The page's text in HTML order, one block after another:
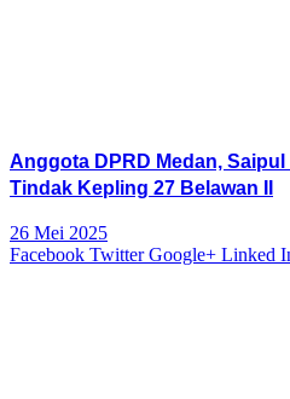
Anggota DPRD Medan,
Tindak Kepling 27 Belawan II
26 Mei 2025
Facebook Twitter Google+ Linked